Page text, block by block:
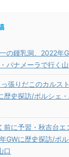
の鍾乳洞、2022年
パナメーラで行く山
張りだこのカルスト
歴史探訪/ポルシェ
前に予習・秋吉台エ
GWに歴史探訪/ポ
口